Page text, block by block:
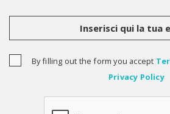
By filling out the form you accept
Privacy Policy